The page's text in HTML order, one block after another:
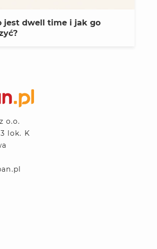
jest dwell time i jak go
o.o.
lok. K